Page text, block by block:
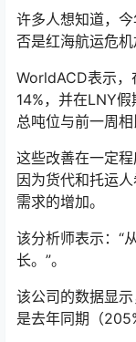
许多人想知道，
否是红海航运危机
WorldACD表示，
14%，并在LNY
总吨位与前一周相
这些改善在一定程
因为货代和托运
需求的增加。
该分析师表示：“
长。”。
该公司的数据显
是去年同期（